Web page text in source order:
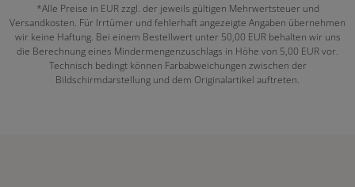
*Alle Preise in EUR zzgl. der jeweils gültigen Mehrwertsteuer und
Versandkosten. Für Irrtümer und fehlerhaft angezeigte Angaben übernehmen
wir keine Haftung. Bei einem Bestellwert unter 50,00 EUR behalten wir uns
die Berechnung eines Mindermengenzuschlags in Höhe von 5,00 EUR vor.
Technisch bedingt können Farbabweichungen zwischen der
Bildschirmdarstellung und dem Originalartikel auftreten.